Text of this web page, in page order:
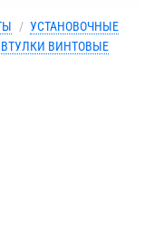
/ УСТАНОВОЧНЫЕ
ВТУЛКИ ВИНТОВЫЕ